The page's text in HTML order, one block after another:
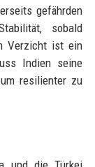
gefährden
sobald
Verzicht ist ein
Indien seine
resilienter zu